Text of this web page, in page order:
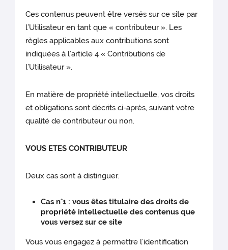
Ces contenus peuvent être versés sur ce site par
l’Utilisateur en tant que « contributeur ». Les
règles applicables aux contributions sont
indiquées à l’article 4 « Contributions de
l’Utilisateur ».
En matière de propriété intellectuelle, vos droits
et obligations sont décrits ci-après, suivant votre
qualité de contributeur ou non.
VOUS ETES CONTRIBUTEUR
Deux cas sont à distinguer.
Cas n°1 : vous êtes titulaire des droits de
propriété intellectuelle des contenus que
vous versez sur ce site
Vous vous engagez à permettre l’identification